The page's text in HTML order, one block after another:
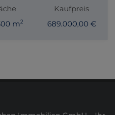
m2
Kaufpreis
689.000,00 €